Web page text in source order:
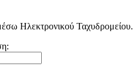
Ηλεκτρονικού Ταχυδρομείου.